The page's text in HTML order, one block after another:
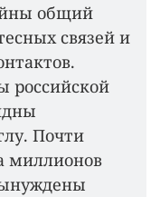
общий
связей и
российской
Почти
миллионов